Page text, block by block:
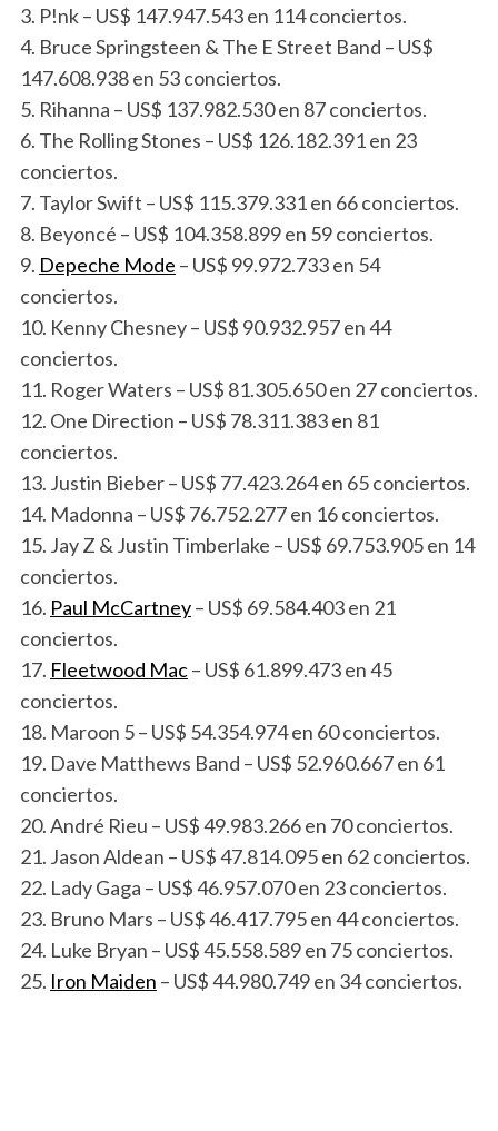
3. P!nk – US$ 147.947.543 en 114 conciertos.
4. Bruce Springsteen & The E Street Band – US$
147.608.938 en 53 conciertos.
5. Rihanna – US$ 137.982.530 en 87 conciertos.
6. The Rolling Stones – US$ 126.182.391 en 23
conciertos.
7. Taylor Swift – US$ 115.379.331 en 66 conciertos.
8. Beyoncé – US$ 104.358.899 en 59 conciertos.
9. Depeche Mode – US$ 99.972.733 en 54
conciertos.
10. Kenny Chesney – US$ 90.932.957 en 44
conciertos.
11. Roger Waters – US$ 81.305.650 en 27 conciertos.
12. One Direction – US$ 78.311.383 en 81
conciertos.
13. Justin Bieber – US$ 77.423.264 en 65 conciertos.
14. Madonna – US$ 76.752.277 en 16 conciertos.
15. Jay Z & Justin Timberlake – US$ 69.753.905 en 14
conciertos.
16. Paul McCartney– US$ 69.584.403 en 21
conciertos.
17. Fleetwood Mac– US$ 61.899.473 en 45
conciertos.
18. Maroon 5 – US$ 54.354.974 en 60 conciertos.
19. Dave Matthews Band – US$ 52.960.667 en 61
conciertos.
20. André Rieu – US$ 49.983.266 en 70 conciertos.
21. Jason Aldean – US$ 47.814.095 en 62 conciertos.
22. Lady Gaga – US$ 46.957.070 en 23 conciertos.
23. Bruno Mars – US$ 46.417.795 en 44 conciertos.
24. Luke Bryan – US$ 45.558.589 en 75 conciertos.
25. Iron Maiden – US$ 44.980.749 en 34 conciertos.